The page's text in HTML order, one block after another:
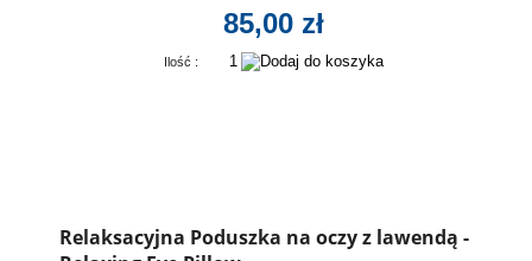
85,00 zł
Ilość :
Relaksacyjna Poduszka na oczy z lawendą -